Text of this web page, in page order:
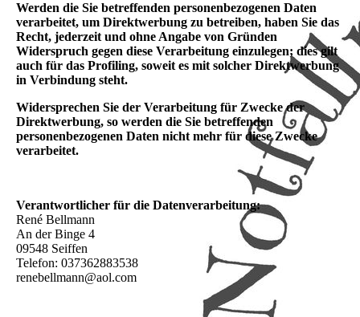
Werden die Sie betreffenden personenbezogenen Daten
verarbeitet, um Direktwerbung zu betreiben, haben Sie das
Recht, jederzeit und ohne Angabe von Gründen
Widerspruch gegen diese Verarbeitung einzulegen; dies gilt
auch für das Profiling, soweit es mit solcher Direktwerbung
in Verbindung steht.
Widersprechen Sie der Verarbeitung für Zwecke der
Direktwerbung, so werden die Sie betreffenden
personenbezogenen Daten nicht mehr für diese Zwecke
verarbeitet.
Verantwortlicher für die Datenverarbeitung:
René Bellmann
An der Binge 4
09548 Seiffen
Telefon: 037362883538
renebellmann@aol.com